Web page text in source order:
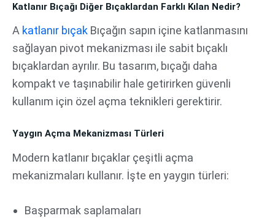
Katlanır Bıçağı Diğer Bıçaklardan Farklı Kılan Nedir?
A katlanır bıçak Bıçağın sapın içine katlanmasını
sağlayan pivot mekanizması ile sabit bıçaklı
bıçaklardan ayrılır. Bu tasarım, bıçağı daha
kompakt ve taşınabilir hale getirirken güvenli
kullanım için özel açma teknikleri gerektirir.
Yaygın Açma Mekanizması Türleri
Modern katlanır bıçaklar çeşitli açma
mekanizmaları kullanır. İşte en yaygın türleri:
Başparmak saplamaları